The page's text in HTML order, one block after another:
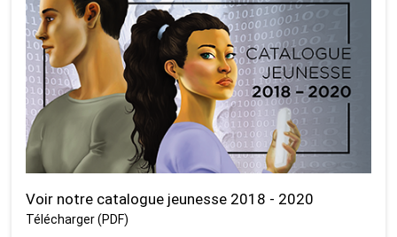
Voir notre catalogue jeunesse 2018 - 2020
Télécharger (PDF)